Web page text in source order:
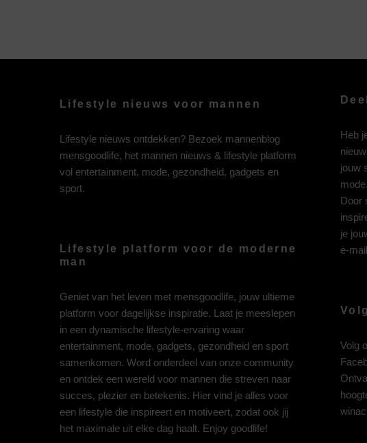
Lifestyle nieuws voor mannen
Lifestyle nieuws ontdekken? Bezoek mannenblog
mensgoodlife, het mannen nieuws & lifestyle platform
vol entertainment, mode, gezondheid, gadgets en
sport.
Lifestyle platform voor de moderne
man
Geniet van het leven met mensgoodlife, jouw ultieme
platform voor dagelijkse inspiratie. Laat je meeslepen
in een dynamische lifestyle-ervaring waar
entertainment, mode, gadgets, gezondheid en sport
samenkomen. Word onderdeel van onze community
en ontdek een wereld voor mannen die streven naar
succes, plezier en betekenis. Hier vind je alles voor
een lifestyle die inspireert en motiveert, zodat ook jij
het maximale uit elke dag haalt. Enjoy goodlife!
Heb
jouw
Door
je
e-
Volg